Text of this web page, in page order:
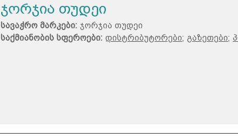
ჯორჯია თუდეი
სავაჭრო მარკები: ჯორჯია თუდეი
საქმიანობის სფეროები: დისტრიბუტორები; გაზეთები;